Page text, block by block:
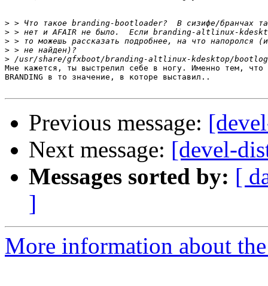
>
>
>
>
>
Мне кажется, ты выстрелил себе в ногу. Именно тем, что
BRANDING в то значение, в которе выставил..
Previous message:
Next message: [devel-
Messages sorted by: [
]
More information about